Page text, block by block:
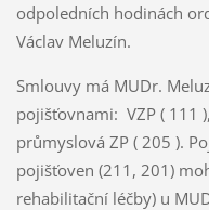
odpoledních hodinách
Václav Meluzín.
Smlouvy má MUDr.
pojišťovnami: VZP ( 111
průmyslová ZP ( 205 ).
pojišťoven (211, 201)
rehabilitační léčby) u